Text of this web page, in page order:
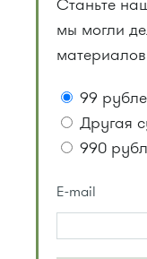
мы могли
99
Другая
990
E-mail